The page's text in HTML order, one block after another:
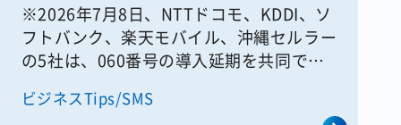
※2026年7月8日、NTTドコモ、KDDI、ソ
フトバンク、楽天モバイル、沖縄セルラー
の5社は、060番号の導入延期を共同で発
していた「2026年7月1日から開始」とい
ビジネスTips/SMS